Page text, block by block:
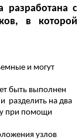
разработана с
в которой
и могут
быть выполнен
разделить на два
при помощи
узлов